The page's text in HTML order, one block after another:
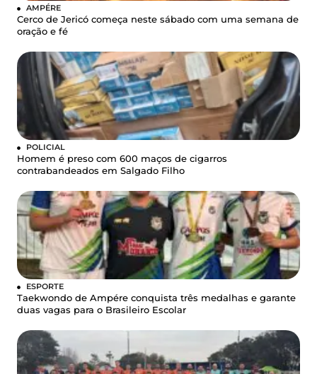
AMPÉRE
Cerco de Jericó começa neste sábado com uma semana de
oração e fé
POLICIAL
Homem é preso com 600 maços de cigarros
contrabandeados em Salgado Filho
ESPORTE
Taekwondo de Ampére conquista três medalhas e garante
duas vagas para o Brasileiro Escolar